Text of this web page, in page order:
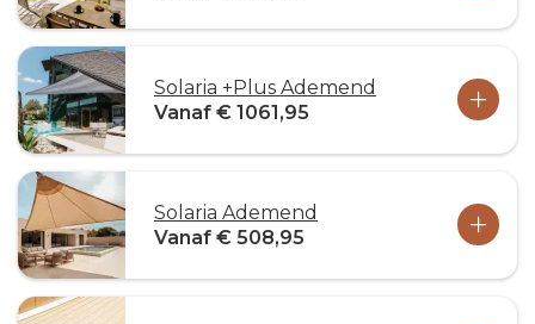
Solaria +Plus Ademend
Vanaf € 1061,95
Solaria Ademend
Vanaf € 508,95